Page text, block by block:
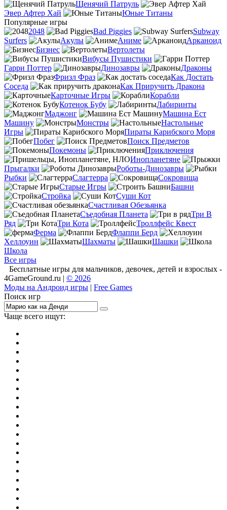
Щенячий Патруль
Эвер Афтер Хай
Юные Титаны
Популярные игры
2048
Bad Piggies
Subway
Surfers
Акулы Аниме
Арканоид
Бизнес
Вертолеты
Вибусы Пушистики
Гарри Поттер
Динозавры
Драконы
Фризл Фраз
Как Достать
Соседа
Как Приручить Дракона
Карточные Игры
Корабли
Котенок Бубу
Лабиринты
Маджонг
Машина Ест
Машину
Монстры
Настольные
Игры
Пираты Карибского Моря
Побег
Поиск Предметов
Покемоны
Приключения
Инопланетяне
Прыгалки
Роботы-Динозавры
Рыбки
Слагтерра
Сокровища
Старые Игры
Башни
Стройка
Суши Кот
Счастливая Обезьянка
Съедобная Планета
Три В
Ряд
Три Кота
Троллфейс Квест
Ферма
Флаппи Берд
Хеллоуин
Шахматы
Шашки
Школа
Все игры
Бесплатные игры для мальчиков, девочек, детей и взрослых -
4GameGround.ru | © 2026
Моды на Андроид игры | Free Games
Поиск игр
Чаще всего ищут: